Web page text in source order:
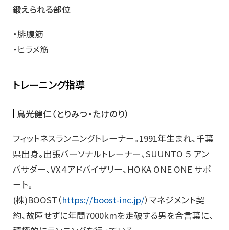
鍛えられる部位
・腓腹筋
・ヒラメ筋
トレーニング指導
鳥光健仁（とりみつ・たけのり）
フィットネスランニングトレーナー。1991年生まれ、千葉
県出身。出張パーソナルトレーナー、SUUNTO ５ アン
バサダー、VX４アドバイザリー、HOKA ONE ONE サポ
ート。
(株)BOOST（https://boost-inc.jp/）マネジメント契
約、故障せずに年間7000kmを走破する男を合言葉に、